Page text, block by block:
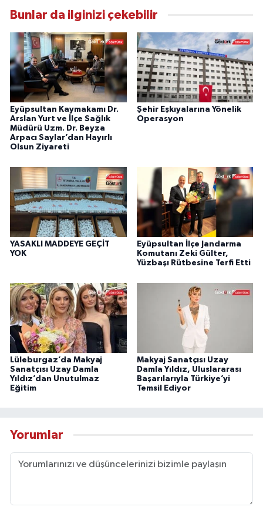
Bunlar da ilginizi çekebilir
Eyüpsultan Kaymakamı Dr.
Arslan Yurt ve İlçe Sağlık
Müdürü Uzm. Dr. Beyza
Arpacı Saylar’dan Hayırlı
Olsun Ziyareti
Şehir Eşkıyalarına Yönelik
Operasyon
YASAKLI MADDEYE GEÇİT
YOK
Eyüpsultan İlçe Jandarma
Komutanı Zeki Gülter,
Yüzbaşı Rütbesine Terfi Etti
Lüleburgaz’da Makyaj
Sanatçısı Uzay Damla
Yıldız’dan Unutulmaz
Eğitim
Makyaj Sanatçısı Uzay
Damla Yıldız, Uluslararası
Başarılarıyla Türkiye’yi
Temsil Ediyor
Yorumlar